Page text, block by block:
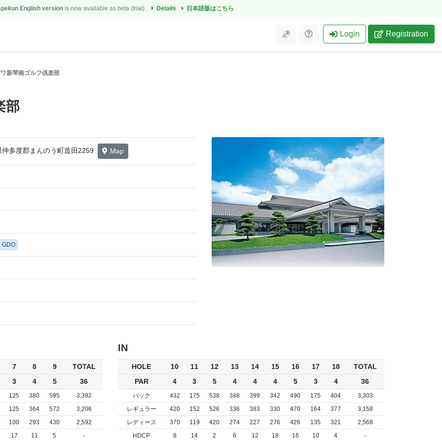
English versionis now available as beta (trial). Details 日本語版はこちら
Login Registration
新琴南ゴルフ倶楽部
部
多度郡まんのう町造田2259 Map
GDO
7 8 9
TOTAL
3
4 5 36
125 380 595
3,392
125
364 572
3,206
100
293 430
2,592
17
11 5 -
IN
HOLE 10 11 12 13 14 15 16 17 18
TOTAL
PAR
4 3 5 4 4 4 5 3 4 36
バック 432 175 538 348 399 342 490 175 404
3,303
レギュラー
420 152 526 336 383 330 470 164 377
3,158
レディース
370 119 420 274 227 276 426 135 321
2,568
HDCP
8 14 2 6 12 18 16 10 4 -